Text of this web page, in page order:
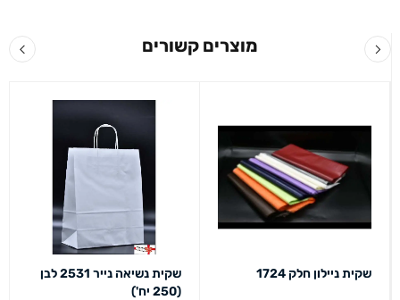
מוצרים קשורים
שקית ניילון חלק 1724
שקית נשיאה נייר 2531 לבן
(250 יח')